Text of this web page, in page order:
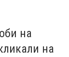
на
на